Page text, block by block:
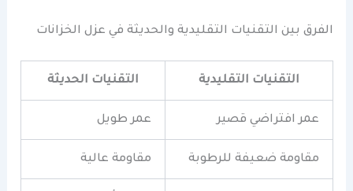
الفرق بين التقنيات التقليدية والحديثة في عزل الخزانات
التقنيات التقليدية التقنيات الحديثة
عمر افتراضي قصير عمر طويل
مقاومة ضعيفة للرطوبة مقاومة عالية